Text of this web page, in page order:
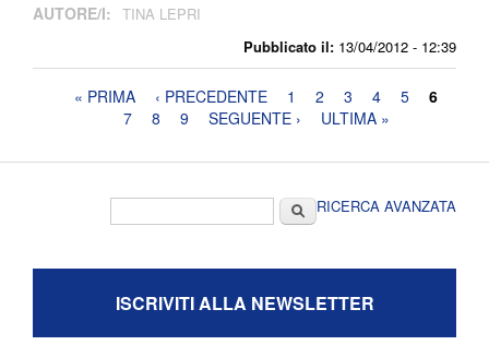
Pubblicato il: 13/04/2012 - 12:39
AUTORE/I: TINA LEPRI
Pagine« PRIMA ‹ PRECEDENTE 1 2 3 4 5
6
7
8 9 SEGUENTE › ULTIMA »
CercaRICERCA AVANZATA
ISCRIVITI ALLA NEWSLETTER